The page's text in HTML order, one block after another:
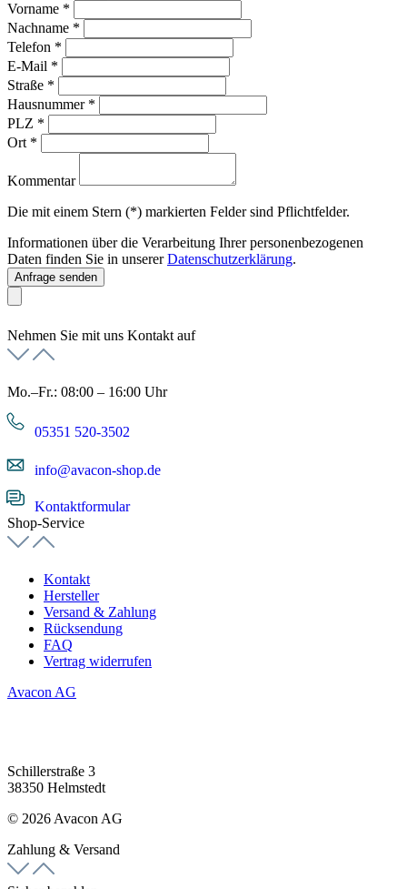
Vorname *
Nachname *
Telefon *
E-Mail *
Straße *
Hausnummer *
PLZ *
Ort *
Kommentar
Die mit einem Stern (*) markierten Felder sind Pflichtfelder.
Informationen über die Verarbeitung Ihrer personenbezogenen
Daten finden Sie in unsererDatenschutzerklärung.
Anfrage senden
Nehmen Sie mit uns Kontakt auf
Mo.–Fr.: 08:00 – 16:00 Uhr
05351 520-3502
info@avacon-shop.de
Kontaktformular
Shop-Service
Kontakt
Hersteller
Versand & Zahlung
Rücksendung
FAQ
Vertrag widerrufen
Avacon AG
Schillerstraße 3
38350 Helmstedt
© 2026 Avacon AG
Zahlung & Versand